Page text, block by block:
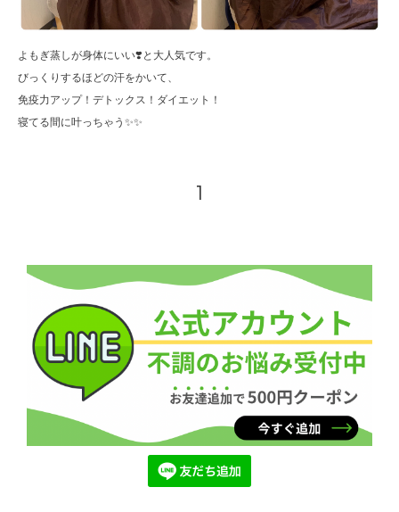
よもぎ蒸しが身体にいい❣️と大人気です。
びっくりするほどの汗をかいて、
免疫力アップ！デトックス！ダイエット！
寝てる間に叶っちゃう✨✨
1